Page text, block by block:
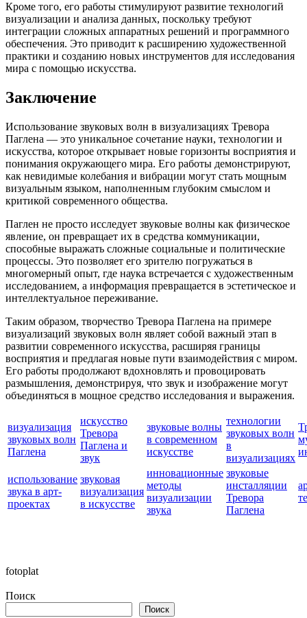
Кроме того, его работы стимулируют развитие технологий
визуализации и анализа данных, поскольку требуют
интеграции сложных аппаратных решений и программного
обеспечения. Это приводит к расширению художественной
практики и созданию новых инструментов для исследования
мира с помощью искусства.
Заключение
Использование звуковых волн в визуализациях Тревора
Паглена — это уникальное сочетание науки, технологии и
искусства, которое открывает новые горизонты восприятия и
понимания окружающего мира. Его работы демонстрируют,
как невидимые колебания и вибрации могут стать мощным
визуальным языком, наполненным глубоким смыслом и
критикой современного общества.
Паглен не просто исследует звуковые волны как физическое
явление, он превращает их в средства коммуникации,
способные выражать сложные социальные и политические
процессы. Это позволяет его зрителю погружаться в
многомерный опыт, где наука встречается с художественным
исследованием, а информация превращается в эстетическое и
интеллектуальное переживание.
Таким образом, творчество Тревора Паглена на примере
визуализаций звуковых волн являет собой важный этап в
развитии современного искусства, расширяя границы
восприятия и предлагая новые пути взаимодействия с миром.
Его работы продолжают вдохновлять и провоцировать
размышления, демонстрируя, что звук и изображение могут
объединяться в мощное средство исследования и выражения.
визуализация
звуковых волн
Паглена
искусство
Тревора
Паглена и
звук
звуковые волны
в современном
искусстве
технологии
звуковых волн
в
визуализациях
использование
звука в арт-
проектах
звуковая
визуализация
в искусстве
инновационные
методы
визуализации
звука
звуковые
инсталляции
Тревора
Паглена
fotoplat
Поиск
Поиск